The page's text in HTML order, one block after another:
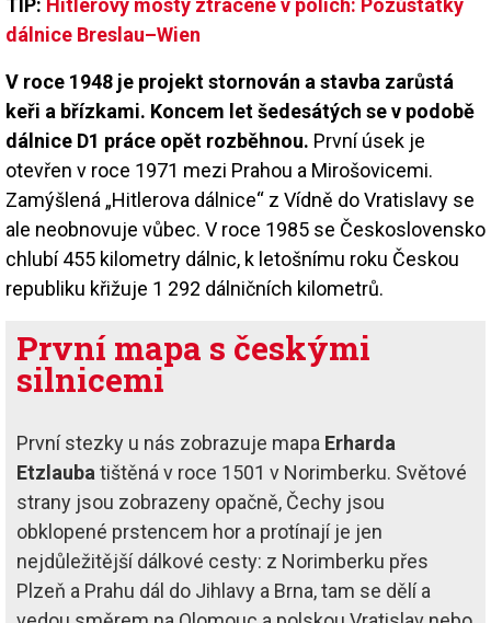
TIP: Hitlerovy mosty ztracené v polích: Pozůstatky
dálnice Breslau–Wien
V roce 1948 je projekt stornován a stavba zarůstá
keři a břízkami. Koncem let šedesátých se v podobě
dálnice D1 práce opět rozběhnou. První úsek je
otevřen v roce 1971 mezi Prahou a Mirošovicemi.
Zamýšlená „Hitlerova dálnice“ z Vídně do Vratislavy se
ale neobnovuje vůbec. V roce 1985 se Československo
chlubí 455 kilometry dálnic, k letošnímu roku Českou
republiku křižuje 1 292 dálničních kilometrů.
První mapa s českými
silnicemi
První stezky u nás zobrazuje mapa Erharda
Etzlauba tištěná v roce 1501 v Norimberku. Světové
strany jsou zobrazeny opačně, Čechy jsou
obklopené prstencem hor a protínají je jen
nejdůležitější dálkové cesty: z Norimberku přes
Plzeň a Prahu dál do Jihlavy a Brna, tam se dělí a